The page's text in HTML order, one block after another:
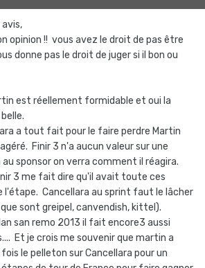
opinion !! vous avez le droit de pas être
donne pas le droit de juger si il bon ou
est réellement formidable et oui la
a tout fait pour le faire perdre Martin
Finir 3 n'a aucun valeur sur une
sponsor on verra comment il réagira.
3 me fait dire qu'il avait toute ces
l'étape. Cancellara au sprint faut le lâcher
sont greipel, canvendish, kittel).
san remo 2013 il fait encore3 aussi
Et je crois me souvenir que martin a
le pelleton sur Cancellara pour un